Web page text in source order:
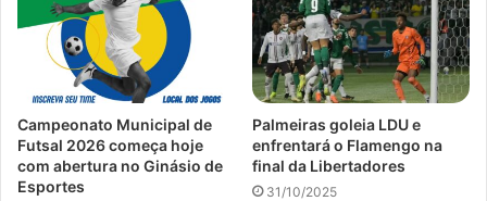
Campeonato Municipal de
Futsal 2026 começa hoje
com abertura no Ginásio de
Esportes
Palmeiras goleia LDU e
enfrentará o Flamengo na
final da Libertadores
31/10/2025